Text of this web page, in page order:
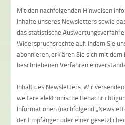
Mit den nachfolgenden Hinweisen
Inhalte unseres Newsletters sowie
das statistische
Widerspruchsrechte auf. Indem Sie
abonnieren, erklären Sie sich mit dem
beschriebenen Verfahren
Inhalt des Newsletters: Wir
weitere elektronische
Informationen (nachfolgend
der Empfänger oder einer